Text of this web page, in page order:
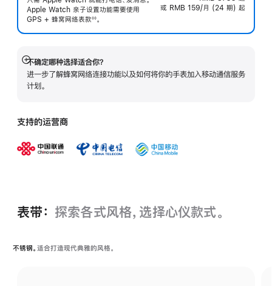
Apple Watch 亲子设置功能需要使用
GPS + 蜂窝网络表款◊◊。
或 RMB 159/月 (24 期) 起
不确定哪种选择适合你？
进一步了解蜂窝网络连接功能以及如何将你的手表加入移动通信服务
计划。
展
开
支持的运营商
表带： 探索各式风格，选择心仪款式。
不锈钢。 适合打造现代典雅的风格。